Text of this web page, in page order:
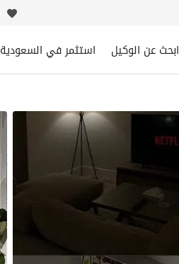
ابحث عن الوكيل استثمر في السعودية